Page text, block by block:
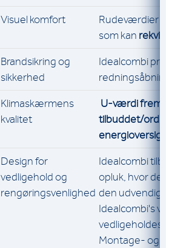
Visuel komfort
Rudeværdier
som kan
Brandsikring og
sikkerhed
Idealcombi
Klimaskærmens
kvalitet
U-værdi
tilbuddet/
Design for
vedligehold og
rengøringsvenlighed
Idealcombi
opluk, hvor det
den
Idealcombi's
vedligeholdes
Montage- og